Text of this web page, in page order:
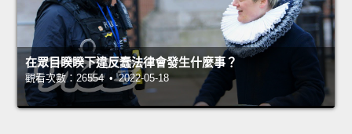
在眾目睽睽下違反蠢法律會發生什麼事？
觀看次數：26554 • 2022-05-18